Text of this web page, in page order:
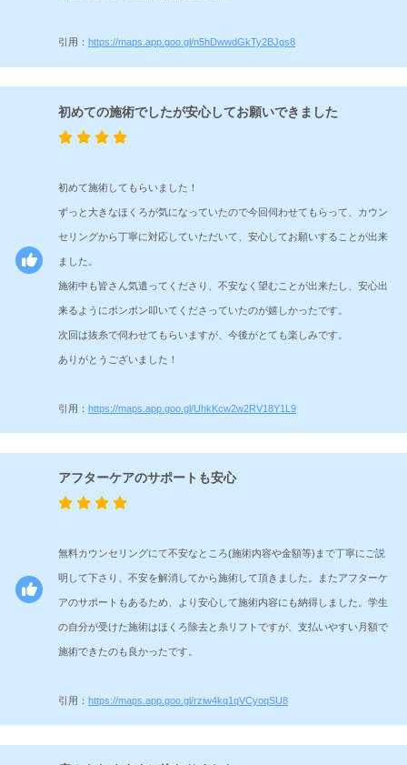
引用： https://maps.app.goo.gl/n5hDwwdGkTy2BJgs8
初めての施術でしたが安心してお願いできました
初めて施術してもらいました！
ずっと大きなほくろが気になっていたので今回伺わせてもらって、カウン
セリングから丁寧に対応していただいて、安心してお願いすることが出来
ました。
施術中も皆さん気遣ってくださり、不安なく望むことが出来たし、安心出
来るようにポンポン叩いてくださっていたのが嬉しかったです。
次回は抜糸で伺わせてもらいますが、今後がとても楽しみです。
ありがとうございました！
引用： https://maps.app.goo.gl/UhkKcw2w2RV18Y1L9
アフターケアのサポートも安心
無料カウンセリングにて不安なところ(施術内容や金額等)まで丁寧にご説
明して下さり、不安を解消してから施術して頂きました。またアフターケ
アのサポートもあるため、より安心して施術内容にも納得しました。学生
の自分が受けた施術はほくろ除去と糸リフトですが、支払いやすい月額で
施術できたのも良かったです。
引用： https://maps.app.goo.gl/rziw4kq1qVCyoqSU8